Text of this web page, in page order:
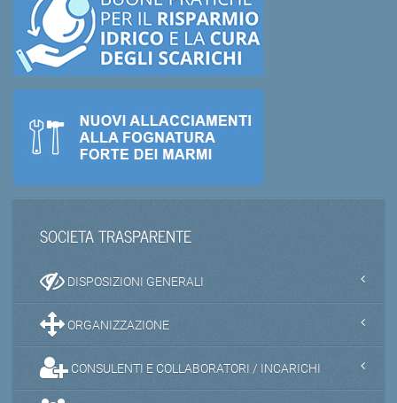
SOCIETA TRASPARENTE
DISPOSIZIONI GENERALI
ORGANIZZAZIONE
CONSULENTI E COLLABORATORI / INCARICHI